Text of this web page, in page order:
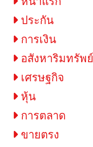
ประกัน
การเงิน
อสังหาริมทรัพย์
เศรษฐกิจ
หุ้น
การตลาด
ขายตรง